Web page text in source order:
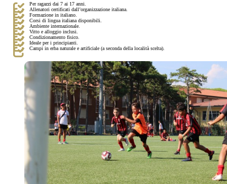
Per ragazzi dai 7 ai 17 anni.
Allenatori certificati dall’organizzazione italiana.
Formazione in italiano.
Corsi di lingua italiana disponibili.
Ambiente internazionale.
Vitto e alloggio inclusi.
Condizionamento fisico.
Ideale per i principianti.
Campi in erba naturale e artificiale (a seconda della località scelta).